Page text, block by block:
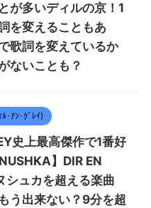
が多いディルの京！1
を変えることもあ
歌詞を変えているか
ないことも？
･ｱﾝ･ｸﾞﾚｲ)
史上最高傑作で1番好
】DIR EN
シュカを超える楽曲
う出来ない？9分を超